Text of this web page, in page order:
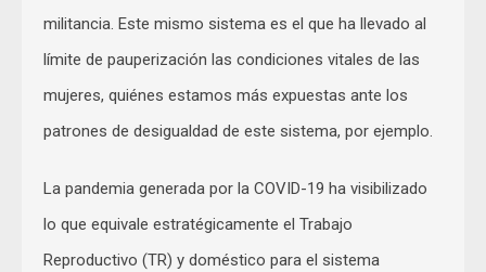
militancia. Este mismo sistema es el que ha llevado al
límite de pauperización las condiciones vitales de las
mujeres, quiénes estamos más expuestas ante los
patrones de desigualdad de este sistema, por ejemplo.
La pandemia generada por la COVID-19 ha visibilizado
lo que equivale estratégicamente el Trabajo
Reproductivo (TR) y doméstico para el sistema